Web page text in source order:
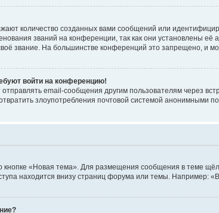
количество созданных вами сообщений или
званий на конференции, так как они установлены
звание. На большинстве конференций это запрещено, и
войти на конференцию!
отправлять email-сообщения другим пользователям через
злоупотребления почтовой системой анонимными
«Новая тема». Для размещения сообщения в теме
находится внизу страниц форума или темы. Например: